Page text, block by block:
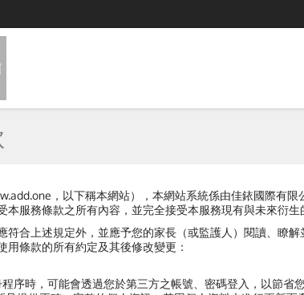
，以下稱本網站），本網站系統係由佳銥國際有
本服務條款之所有內容，並完全接受本服務現有與未來衍生
符合上述規定外，並應予您的家長（或監護人）閱讀、瞭
用條款的所有約定及其後修改變更：
序時，可能會透過您於第三方之帳號、密碼登入，以節省